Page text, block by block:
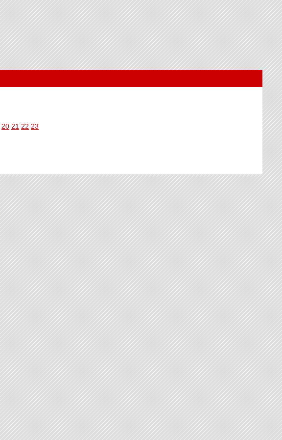
20 21 22 23